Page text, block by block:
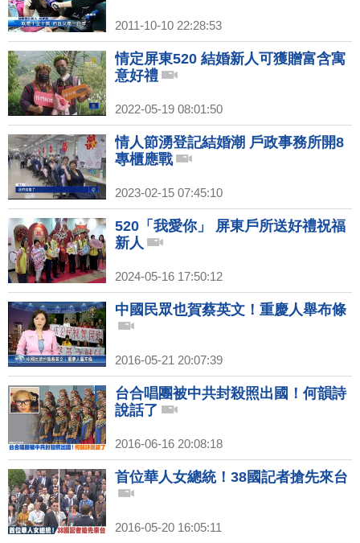
2011-10-10 22:28:53
情定屏東520 結婚新人可獲贈富含寓
意好禮
2022-05-19 08:01:50
情人節湧登記結婚潮 戶政事務所開8
專櫃應戰
2023-02-15 07:45:10
520「我愛你」 屏東戶所送好禮祝福
新人
2024-05-16 17:50:12
中國民眾也賀蔡英文！重慶人舉布條
2016-05-21 20:07:39
台合唱團被中共封殺照出國！何韻詩
說話了
2016-06-16 20:08:18
首位華人女總統！38國記者搶先來台
2016-05-20 16:05:11